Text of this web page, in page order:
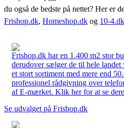
du også de bedste på nettet? Her er
Frishop.dk, Homeshop.dk og 10-4.dk
Frishop.dk har en 1.400 m2 stor
derudover sælger de til hele landet
et stort sortiment med mere end
professionel rådgivning over
af E-mærket. Klik her for at se
Se udvalget på Frishop.dk